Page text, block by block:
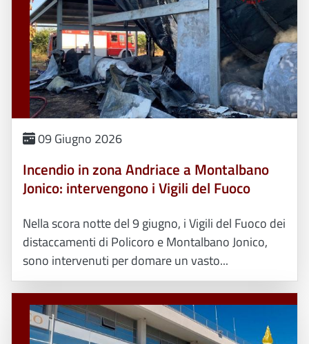
09 Giugno 2026
Incendio in zona Andriace a Montalbano
Jonico: intervengono i Vigili del Fuoco
Nella scora notte del 9 giugno, i Vigili del Fuoco dei
distaccamenti di Policoro e Montalbano Jonico,
sono intervenuti per domare un vasto...